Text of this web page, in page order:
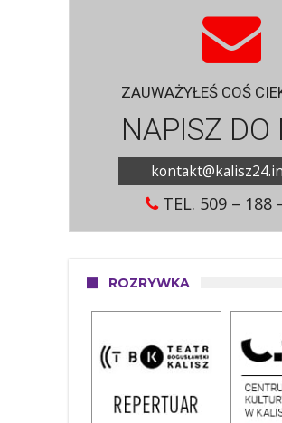
ZAUWAŻYŁEŚ COŚ
NAPISZ DO
TEL. 509 – 188
ROZRYWKA